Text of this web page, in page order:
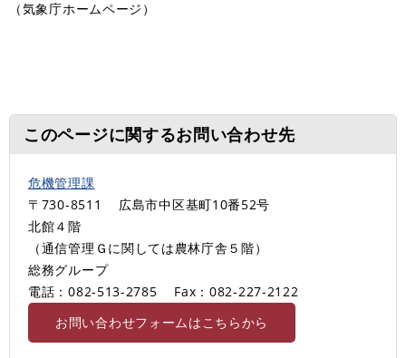
（気象庁ホームページ）
このページに関するお問い合わせ先
危機管理課
〒730-8511
広島市中区基町10番52号
北館４階
（通信管理Ｇに関しては農林庁舎５階）
総務グループ
電話：082-513-2785
Fax：082-227-2122
お問い合わせフォームはこちらから